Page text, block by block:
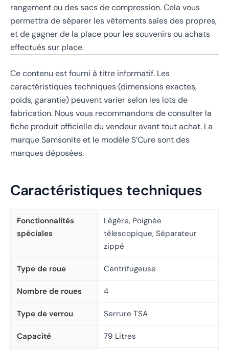
rangement ou des sacs de compression. Cela vous
permettra de séparer les vêtements sales des propres,
et de gagner de la place pour les souvenirs ou achats
effectués sur place.
Ce contenu est fourni à titre informatif. Les
caractéristiques techniques (dimensions exactes,
poids, garantie) peuvent varier selon les lots de
fabrication. Nous vous recommandons de consulter la
fiche produit officielle du vendeur avant tout achat. La
marque Samsonite et le modèle S’Cure sont des
marques déposées.
Caractéristiques techniques
Fonctionnalités
spéciales
Légère, Poignée
télescopique, Séparateur
zippé
Type de roue Centrifugeuse
Nombre de roues 4
Type de verrou Serrure TSA
Capacité 79 Litres